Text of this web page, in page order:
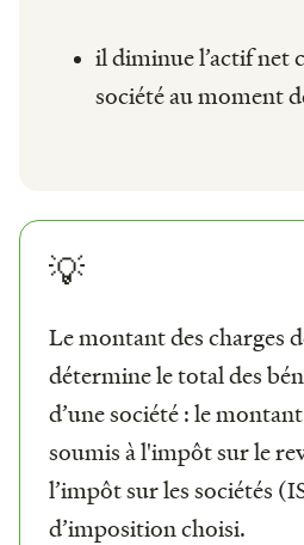
il diminue l’actif net
société au moment
💡
Le montant des charges
détermine le total des
d’une société : le
soumis à l'impôt sur le
l’impôt sur les sociétés
d’imposition choisi.